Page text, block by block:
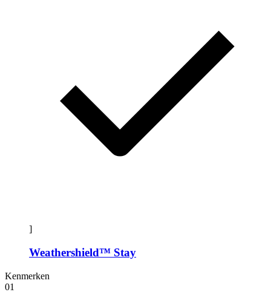
]
Weathershield™ Stay
Kenmerken
01